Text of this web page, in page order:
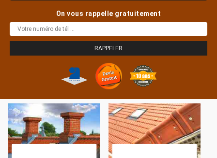
On vous rappelle gratuitement